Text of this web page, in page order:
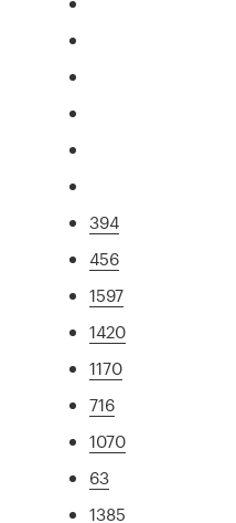
394
456
1597
1420
1170
716
1070
63
1385